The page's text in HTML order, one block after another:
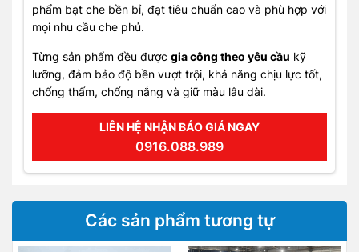
phẩm bạt che bền bỉ, đạt tiêu chuẩn cao và phù hợp với
mọi nhu cầu che phủ.
Từng sản phẩm đều được gia công theo yêu cầu kỹ
lưỡng, đảm bảo độ bền vượt trội, khả năng chịu lực tốt,
chống thấm, chống nắng và giữ màu lâu dài.
LIÊN HỆ NHẬN BÁO GIÁ NGAY
0916.088.989
Các sản phẩm tương tự